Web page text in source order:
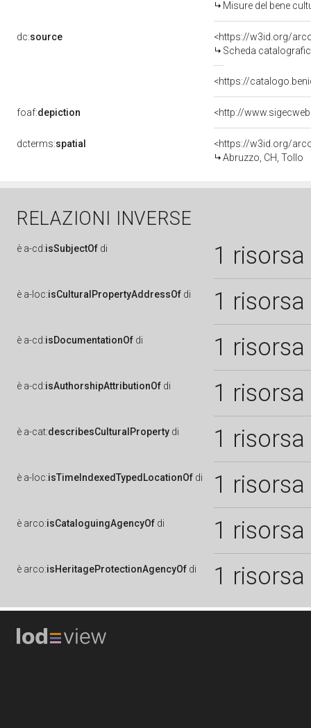
Misure del bene
dc:source
<https://w3id.org/
Scheda
<https://
foaf:depiction <http://
dcterms:spatial
<https://w3id.org/
Abruzzo, CH, Tollo
RELAZIONI INVERSE
è a-cd:isSubjectOf di 1 risorsa
è a-loc:isCulturalPropertyAddressOf di 1 risorsa
è a-cd:isDocumentationOf di 1 risorsa
è a-cd:isAuthorshipAttributionOf di 1 risorsa
è a-cat:describesCulturalProperty di 1 risorsa
è a-loc:isTimeIndexedTypedLocationOf di 1 risorsa
è arco:isCataloguingAgencyOf di 1 risorsa
è arco:isHeritageProtectionAgencyOf di 1 risorsa